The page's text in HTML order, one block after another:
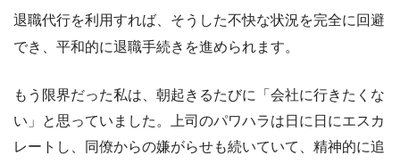
退職代行を利用すれば、そうした不快な状況を完全に回避
でき、平和的に退職手続きを進められます。
もう限界だった私は、朝起きるたびに「会社に行きたくな
い」と思っていました。上司のパワハラは日に日にエスカ
レートし、同僚からの嫌がらせも続いていて、精神的に追